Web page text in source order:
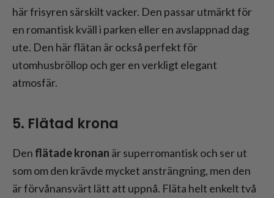
här frisyren särskilt vacker. Den passar utmärkt för
en romantisk kväll i parken eller en avslappnad dag
ute. Den här flätan är också perfekt för
utomhusbröllop och ger en verkligt elegant
atmosfär.
5. Flätad krona
Den flätade kronan är superromantisk och ser ut
som om den krävde mycket ansträngning, men den
är förvånansvärt lätt att uppnå. Fläta helt enkelt två